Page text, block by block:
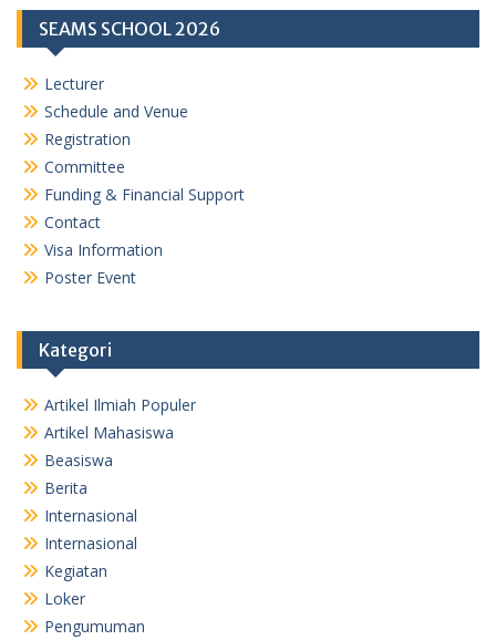
SEAMS SCHOOL 2026
Lecturer
Schedule and Venue
Registration
Committee
Funding & Financial Support
Contact
Visa Information
Poster Event
Kategori
Artikel Ilmiah Populer
Artikel Mahasiswa
Beasiswa
Berita
Internasional
Internasional
Kegiatan
Loker
Pengumuman